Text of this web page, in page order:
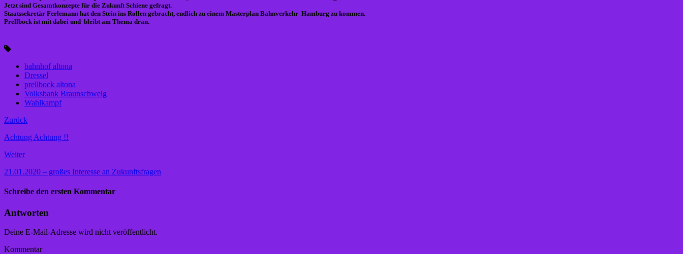
Jetzt sind Gesamtkonzepte für die Zukunft Schiene gefragt.
Staatssekretär Ferlemann hat den Stein ins Rollen gebracht, endlich zu einem Masterplan Bahnverkehr Hamburg zu kommen.
Prellbock ist mit dabei und bleibt am Thema dran.
bahnhof altona
Dressel
prellbock altona
Volksbank Braunschweig
Wahlkampf
Zurück
Achtung Achtung !!
Weiter
21.01.2020 – großes Interesse an Zukunftsfragen
Schreibe den ersten Kommentar
Antworten
Deine E-Mail-Adresse wird nicht veröffentlicht.
Kommentar